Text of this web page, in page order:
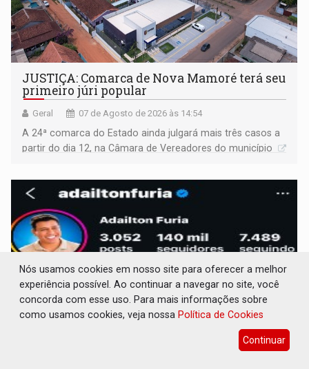
JUSTIÇA: Comarca de Nova Mamoré terá seu
primeiro júri popular
Geral 07 de Agosto de 2026 às 14:54
A 24ª comarca do Estado ainda julgará mais três casos a
partir do dia 12, na Câmara de Vereadores do município
ADAILTON FÚRIA: Assessoria denuncia
Nós usamos cookies em nosso site para oferecer a melhor
experiência possível. Ao continuar a navegar no site, você
concorda com esse uso. Para mais informações sobre
como usamos cookies, veja nossa Política de Cookies
Continuar